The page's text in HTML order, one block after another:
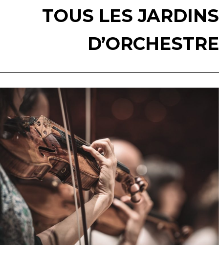
TOUS LES JARDINS
D’ORCHESTRE